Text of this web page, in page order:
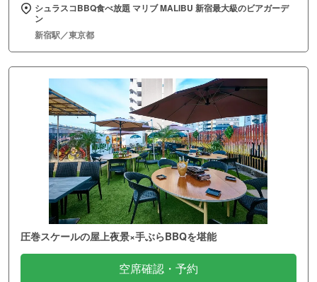
シュラスコBBQ食べ放題 マリブ MALIBU 新宿最大級のビアガーデ
ン
新宿駅／東京都
圧巻スケールの屋上夜景×手ぶらBBQを堪能
空席確認・予約